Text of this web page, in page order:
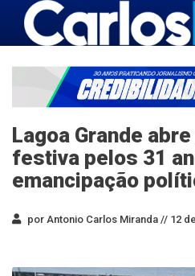
Lagoa Grande
festiva pelos 31
emancipação
por Antonio Carlos Miranda // 12